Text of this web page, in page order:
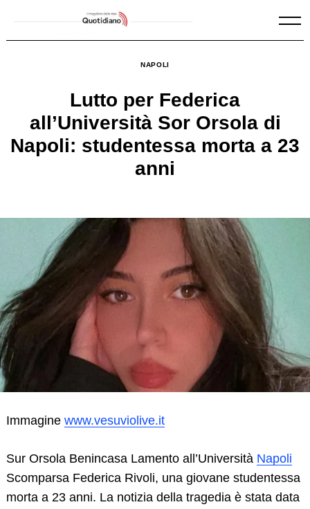
NAPOLI
Lutto per Federica
all’Università Sor Orsola di
Napoli: studentessa morta a 23
anni
Immagine www.vesuviolive.it
Sur Orsola Benincasa Lamento all’Università Napoli
Scomparsa Federica Rivoli, una giovane studentessa
morta a 23 anni. La notizia della tragedia è stata data